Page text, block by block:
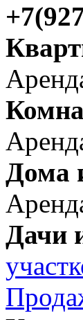
Дома
Дачи